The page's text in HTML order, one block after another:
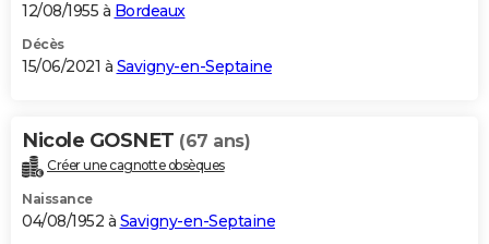
12/08/1955 à Bordeaux
Décès
15/06/2021 à Savigny-en-Septaine
Nicole GOSNET (67 ans)
Créer une cagnotte obsèques
Naissance
04/08/1952 à Savigny-en-Septaine